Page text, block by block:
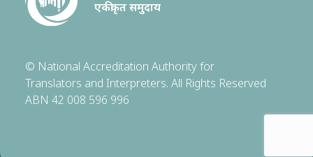
एकीकृत समुदाय
© National Accreditation Authority for
Translators and Interpreters. All Rights Reserved
ABN 42 008 596 996